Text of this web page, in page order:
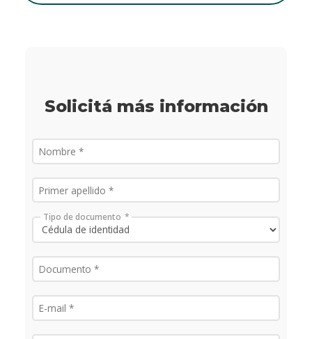
Solicitá más información
Tipo de documento